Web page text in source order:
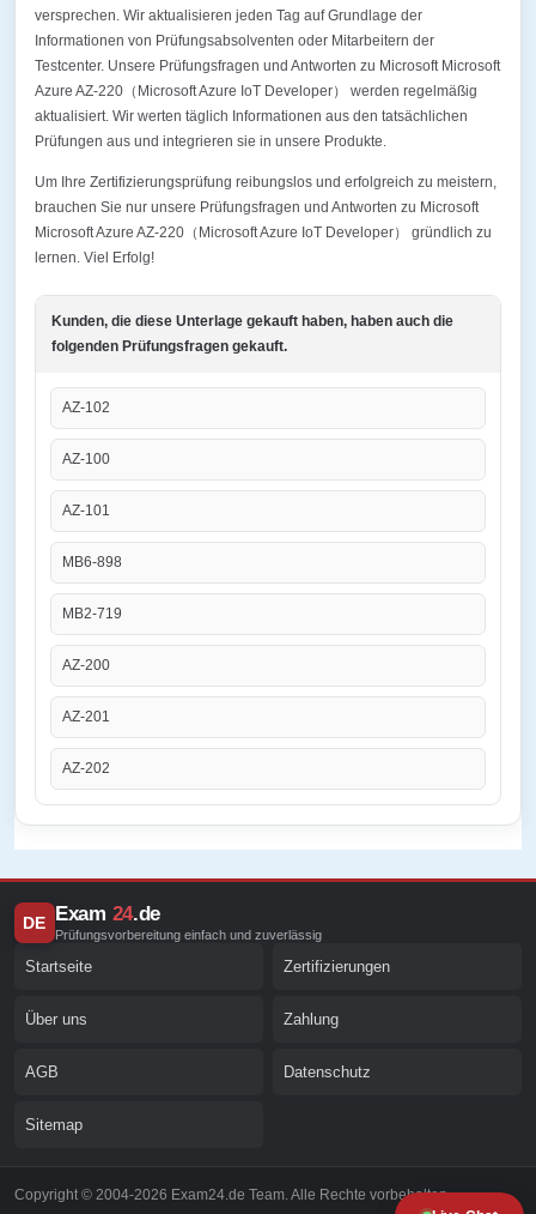
versprechen. Wir aktualisieren jeden Tag auf Grundlage der
Informationen von Prüfungsabsolventen oder Mitarbeitern der
Testcenter. Unsere Prüfungsfragen und Antworten zu Microsoft Microsoft
Azure AZ-220（Microsoft Azure IoT Developer） werden regelmäßig
aktualisiert. Wir werten täglich Informationen aus den tatsächlichen
Prüfungen aus und integrieren sie in unsere Produkte.
Um Ihre Zertifizierungsprüfung reibungslos und erfolgreich zu meistern,
brauchen Sie nur unsere Prüfungsfragen und Antworten zu Microsoft
Microsoft Azure AZ-220（Microsoft Azure IoT Developer） gründlich zu
lernen. Viel Erfolg!
Kunden, die diese Unterlage gekauft haben, haben auch die
folgenden Prüfungsfragen gekauft.
AZ-102
AZ-100
AZ-101
MB6-898
MB2-719
AZ-200
AZ-201
AZ-202
DE Exam 24.de
Prüfungsvorbereitung einfach und zuverlässig
Startseite Zertifizierungen
Über uns Zahlung
AGB Datenschutz
Sitemap
Copyright © 2004-2026 Exam24.de Team. Alle Rechte vorbehalten.